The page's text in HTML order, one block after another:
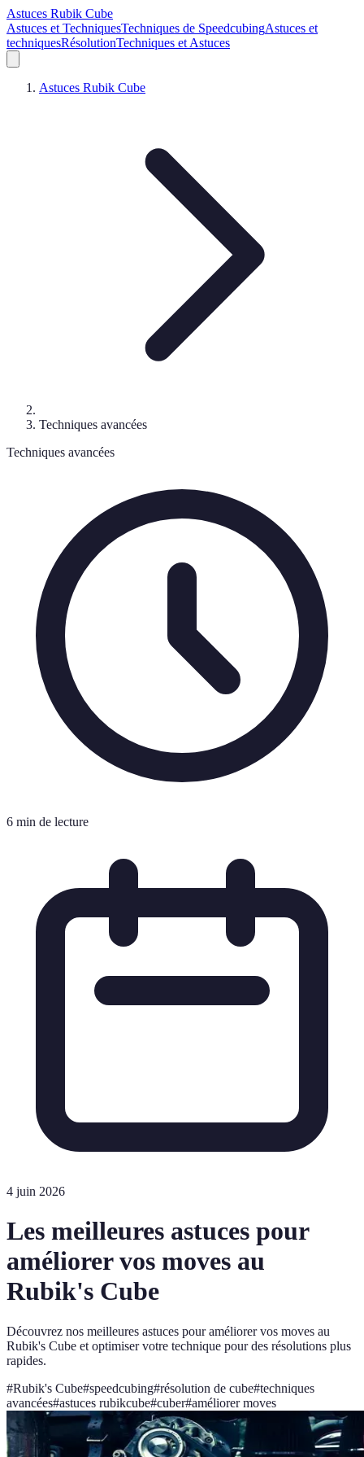
Astuces Rubik Cube
Astuces et TechniquesTechniques de SpeedcubingAstuces et
techniquesRésolutionTechniques et Astuces
Astuces Rubik Cube
Techniques avancées
Techniques avancées
6 min de lecture
4 juin 2026
Les meilleures astuces pour
améliorer vos moves au
Rubik's Cube
Découvrez nos meilleures astuces pour améliorer vos moves au
Rubik's Cube et optimiser votre technique pour des résolutions plus
rapides.
#Rubik's Cube#speedcubing#résolution de cube#techniques
avancées#astuces rubikcube#cuber#améliorer moves